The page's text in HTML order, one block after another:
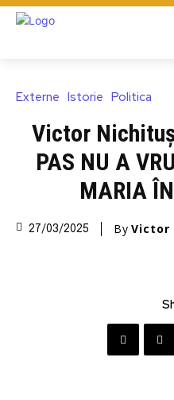
Externe Istorie Politica
Victor
PAS NU A
MARIA
27/03/2025 By Victor